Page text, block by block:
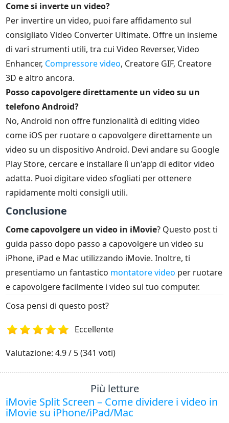
Come si inverte un video?
Per invertire un video, puoi fare affidamento sul
consigliato Video Converter Ultimate. Offre un insieme
di vari strumenti utili, tra cui Video Reverser, Video
Enhancer, Compressore video, Creatore GIF, Creatore
3D e altro ancora.
Posso capovolgere direttamente un video su un
telefono Android?
No, Android non offre funzionalità di editing video
come iOS per ruotare o capovolgere direttamente un
video su un dispositivo Android. Devi andare su Google
Play Store, cercare e installare lì un'app di editor video
adatta. Puoi digitare video sfogliati per ottenere
rapidamente molti consigli utili.
Conclusione
Come capovolgere un video in iMovie? Questo post ti
guida passo dopo passo a capovolgere un video su
iPhone, iPad e Mac utilizzando iMovie. Inoltre, ti
presentiamo un fantastico montatore video per ruotare
e capovolgere facilmente i video sul tuo computer.
Cosa pensi di questo post?
1 2 3 5
Eccellente
Valutazione: 4.9 / 5 (341 voti)
Più letture
iMovie Split Screen – Come dividere i video in
iMovie su iPhone/iPad/Mac